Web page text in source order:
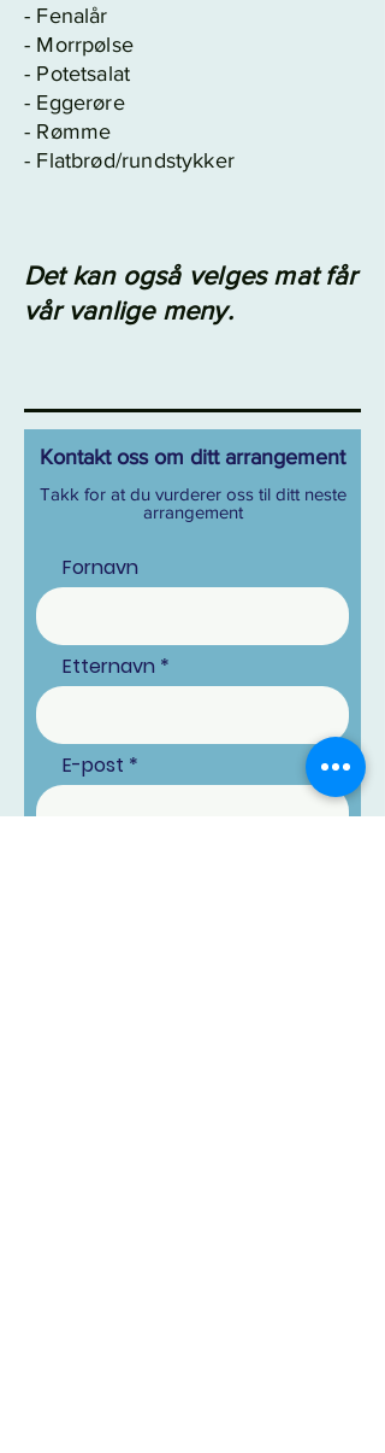
- Fenalår
- Morrpølse
- Potetsalat
- Eggerøre
- Rømme
- Flatbrød/rundstykker
Det kan også velges mat får
vår vanlige meny.
Kontakt oss om ditt arrangement
Takk for at du vurderer oss til ditt neste
arrangement
Fornavn
Etternavn
E-post